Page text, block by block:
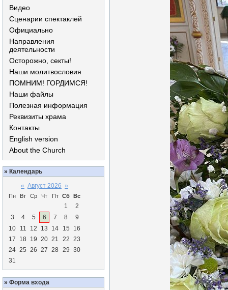
Видео
Сценарии спектаклей
Официально
Направления
деятельности
Осторожно, секты!
Наши молитвословия
ПОМНИМ! ГОРДИМСЯ!
Наши файлы
Полезная информация
Реквизиты храма
Контакты
English version
About the Church
» Календарь
« Август 2026 »
Пн Вт Ср Чт Пт Сб Вс
1
2
3
4 5 6 7 8
9
10
11 12 13 14 15
16
17
18 19 20 21 22 23
24 25 26 27 28 29 30
31
» Форма входа